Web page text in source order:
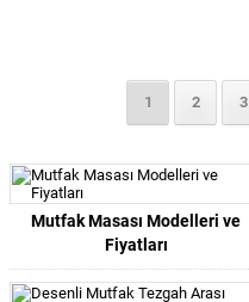
1 2 3
Mutfak Masası Modelleri ve
Fiyatları